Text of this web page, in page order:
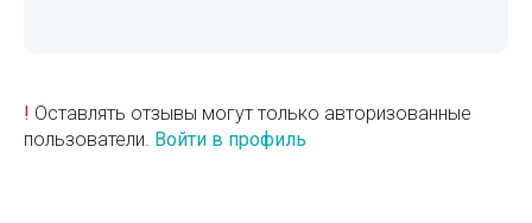
! Оставлять отзывы могут только авторизованные
пользователи. Войти в профиль